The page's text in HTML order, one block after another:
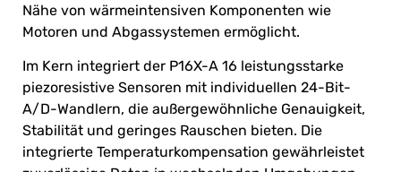
Nähe von wärmeintensiven Komponenten wie
Motoren und Abgassystemen ermöglicht.
Im Kern integriert der P16X-A 16 leistungsstarke
piezoresistive Sensoren mit individuellen 24-Bit-
A/D-Wandlern, die außergewöhnliche Genauigkeit,
Stabilität und geringes Rauschen bieten. Die
integrierte Temperaturkompensation gewährleistet